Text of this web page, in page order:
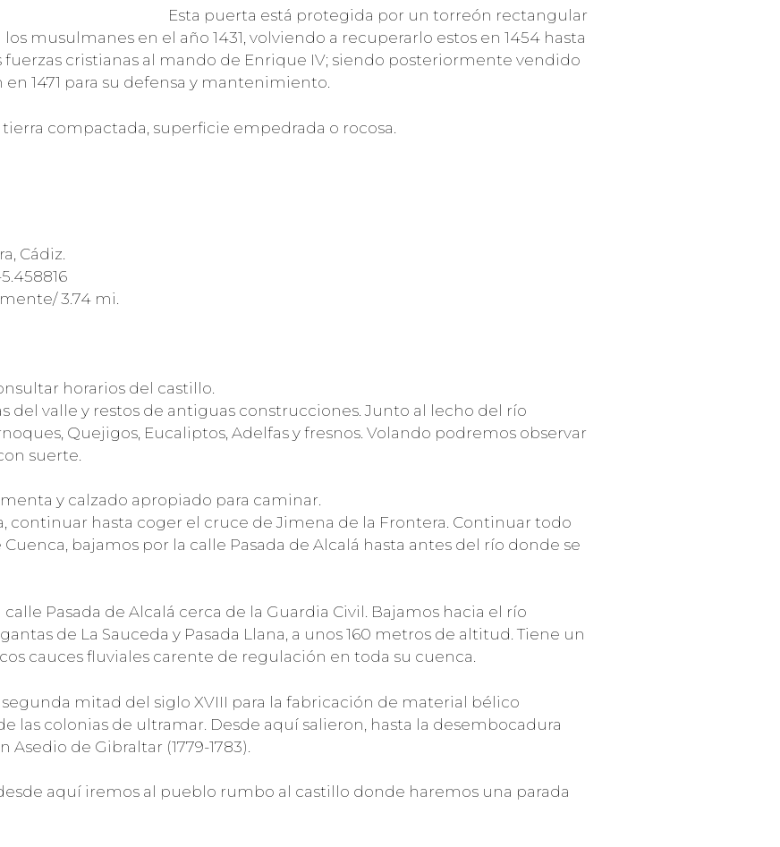
Esta puerta está protegida por un torreón rectangular
musulmanes en el año 1431, volviendo a recuperarlo estos en 1454 hasta
cristianas al mando de Enrique IV; siendo posteriormente vendido
1471 para su defensa y mantenimiento.
compactada, superficie empedrada o rocosa.
Cádiz.
5.458816
3.74 mi.
horarios del castillo.
del valle y restos de antiguas construcciones. Junto al lecho del río
Quejigos, Eucaliptos, Adelfas y fresnos. Volando podremos observar
suerte.
y calzado apropiado para caminar.
continuar hasta coger el cruce de Jimena de la Frontera. Continuar todo
bajamos por la calle Pasada de Alcalá hasta antes del río donde se
Pasada de Alcalá cerca de la Guardia Civil. Bajamos hacia el río
de La Sauceda y Pasada Llana, a unos 160 metros de altitud. Tiene un
cauces fluviales carente de regulación en toda su cuenca.
mitad del siglo XVIII para la fabricación de material bélico
las colonias de ultramar. Desde aquí salieron, hasta la desembocadura
de Gibraltar (1779-1783).
aquí iremos al pueblo rumbo al castillo donde haremos una parada